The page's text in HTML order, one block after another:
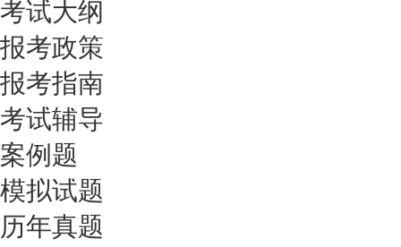
考试大纲
报考政策
报考指南
考试辅导
案例题
模拟试题
历年真题